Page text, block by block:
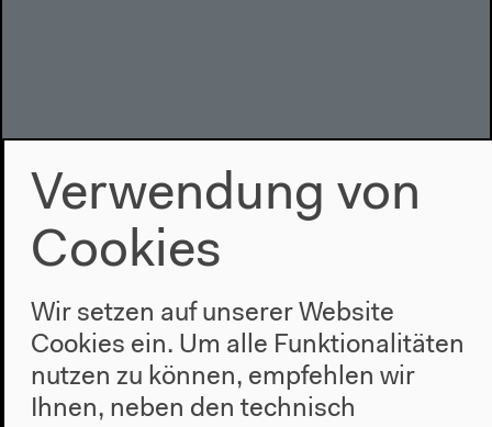
Video – 0:41:43
Sa, 15.03.2014 Konferenz, Jonathan Littell im
Gespräch mit Eyal Weizman
Verwendung von
Cookies
Wir setzen auf unserer Website
Cookies ein. Um alle Funktionalitäten
nutzen zu können, empfehlen wir
Ihnen, neben den technisch